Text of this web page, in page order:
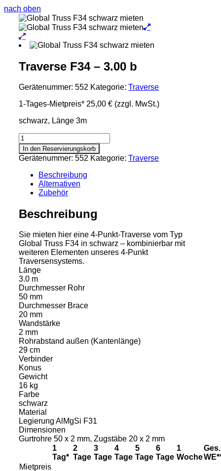
nach oben
Traverse F34 – 3.00 b
Gerätenummer: 552 Kategorie: Traverse
1-Tages-Mietpreis* 25,00 € (zzgl. MwSt.)
schwarz, Länge 3m
Traverse
F34
-
3.00
Menge
In den Reservierungskorb
Gerätenummer: 552 Kategorie: Traverse
Beschreibung
Alternativen
Zubehör
Beschreibung
Sie mieten hier eine 4-Punkt-Traverse vom Typ
Global Truss F34 in schwarz – kombinierbar mit
weiteren Elementen unseres 4-Punkt
Traversensystems.
Länge
3.0 m
Durchmesser Rohr
50 mm
Durchmesser Brace
20 mm
Wandstärke
2 mm
Rohrabstand außen (Kantenlänge)
29 cm
Verbinder
Konus
Gewicht
16 kg
Farbe
schwarz
Material
Legierung AlMgSi F31
Dimensionen
Gurtrohre 50 x 2 mm, Zugstäbe 20 x 2 mm
1
Tag*
2
Tage
3
Tage
4
Tage
5
Tage
6
Tage
1
Woche
Ges.
Mietpreis